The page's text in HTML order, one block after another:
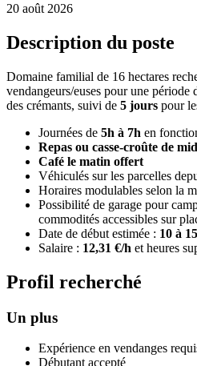
20 août 2026
Description du poste
Domaine familial de 16 hectares
vendangeurs/euses pour une période
des crémants, suivi de 5 jours pour
Journées de 5h à 7h en
Repas ou casse-croûte de
Café le matin offert
Véhiculés sur les parcelles
Horaires modulables selon la
Possibilité de garage pour
commodités accessibles sur
Date de début estimée : 10 à
Salaire : 12,31 €/h et heures
Profil recherché
Un plus
Expérience en vendanges
Débutant accepté